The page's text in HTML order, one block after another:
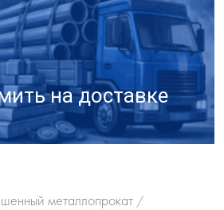
на доставке
металлопрокат /